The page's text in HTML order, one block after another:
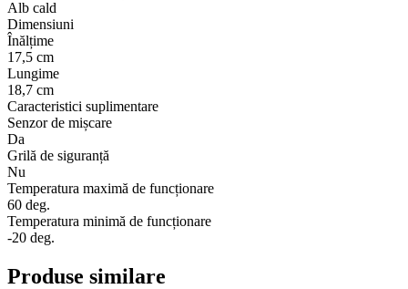
Alb cald
Dimensiuni
Înălțime
17,5 cm
Lungime
18,7 cm
Caracteristici suplimentare
Senzor de mișcare
Da
Grilă de siguranță
Nu
Temperatura maximă de funcționare
60 deg.
Temperatura minimă de funcționare
-20 deg.
Produse similare